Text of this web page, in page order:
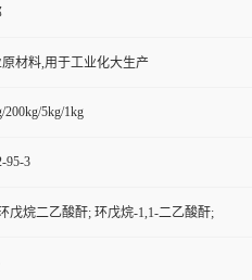
材料,用于工业化大生产
200kg/5kg/1kg
95-3
戊烷二乙酸酐; 环戊烷-1,1-二乙酸酐;